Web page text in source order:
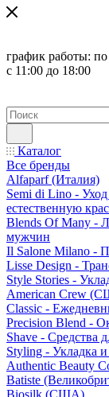
график работы:
с 11:00 до 18:00
Каталог
Все бренды
Alfaparf (Италия)
Semi di Lino -
естественную
Blends Of Many -
мужчин
Il Salone Milano -
Lisse Design -
Style Stories -
American Crew
Classic -
Precision Blend -
Shave - Средства
Styling - Укладка
Authentic Beauty
Batiste
Biosilk (США)